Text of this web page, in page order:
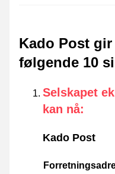
Kado Post
følgende 10
Selskapet
kan nå:
Kado Post